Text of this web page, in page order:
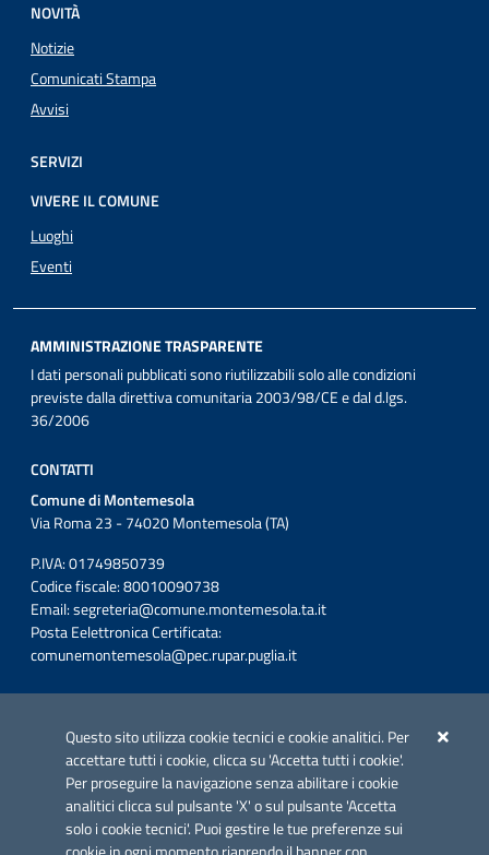
Questo sito utilizza cookie tecnici e cookie analitici. Per
accettare tutti i cookie, clicca su 'Accetta tutti i cookie'.
Per proseguire la navigazione senza abilitare i cookie
analitici clicca sul pulsante 'X' o sul pulsante 'Accetta
solo i cookie tecnici'. Puoi gestire le tue preferenze sui
NOVITÀ
Notizie
Comunicati Stampa
Avvisi
SERVIZI
VIVERE IL COMUNE
Luoghi
Eventi
AMMINISTRAZIONE TRASPARENTE
I dati personali pubblicati sono riutilizzabili solo alle condizioni
previste dalla direttiva comunitaria 2003/98/CE e dal d.lgs.
36/2006
CONTATTI
Comune di Montemesola
Via Roma 23 - 74020 Montemesola (TA)
P.IVA: 01749850739
Codice fiscale: 80010090738
Email:segreteria@comune.montemesola.ta.it
Posta Eelettronica Certificata:
comunemontemesola@pec.rupar.puglia.it
Azione 2.3.